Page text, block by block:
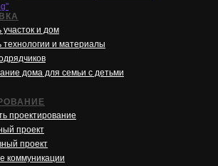
участок и дом
технологии и материалы
проектирование
проект
проект
коммуникации
дома для семьи с детьми